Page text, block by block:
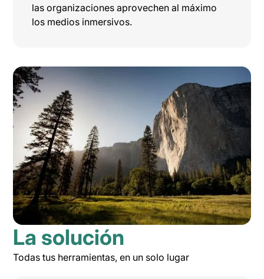
las organizaciones aprovechen al máximo
los medios inmersivos.
La solución
Todas tus herramientas, en un solo lugar